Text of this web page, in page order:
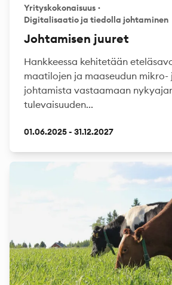
Yrityskokonaisuus ·
Digitalisaatio ja tiedolla johtaminen
Johtamisen juuret
Hankkeessa kehitetään
maatilojen ja maaseudun
johtamista vastaamaan
tulevaisuuden...
01.06.2025 - 31.12.2027